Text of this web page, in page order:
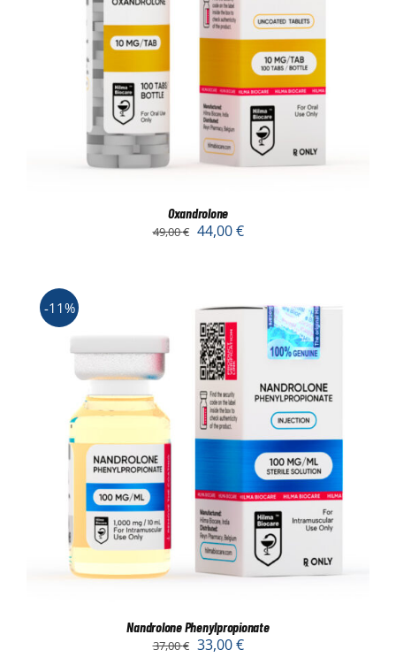
Oxandrolone
49,00€ 44,00€
-11%
Nandrolone Phenylpropionate
37,00€ 33,00€